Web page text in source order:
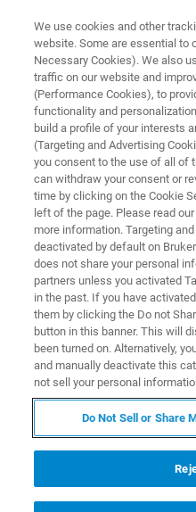
网络研讨会
布鲁克磁共振
疑
研讨会简介
布鲁克磁共振售前与应用支
通以来，每天都能接到大量
用户在核磁共振/电子顺磁
题，同时引导用户更高效地
举办400热线直播讲座，集
题，我们欢迎各位核磁及
We use cookies and other
website. Some are essential to
Necessary Cookies). We also
traffic on our website and
(Performance Cookies), to
functionality and
build a profile of your interests
(Targeting and Advertising
you consent to the use of all of
can withdraw your consent or
time by clicking on the Cookie
left of the page. Please read
more information. Targeting
deactivated by default on
does not share your personal
partners unless you activated
in the past. If you have
them by clicking the Do not
button in this banner. This will
been turned on. Alternatively,
and manually deactivate this
not sell your personal
Do Not Sell or Share